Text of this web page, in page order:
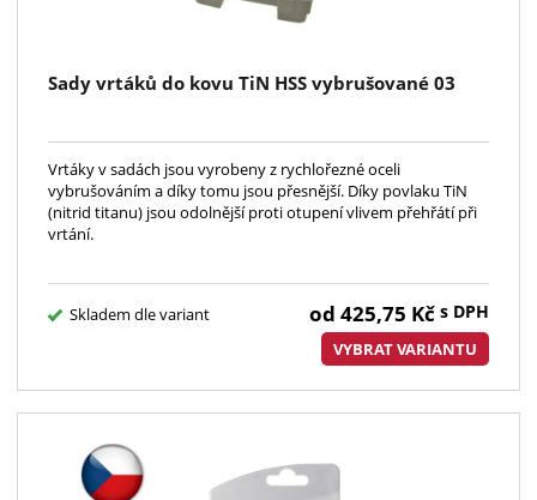
Sady vrtáků do kovu TiN HSS vybrušované 03
Vrtáky v sadách jsou vyrobeny z rychlořezné oceli
vybrušováním a díky tomu jsou přesnější. Díky povlaku TiN
(nitrid titanu) jsou odolnější proti otupení vlivem přehřátí při
vrtání.
Skladem dle variant od 425,75 Kč s DPH
VYBRAT VARIANTU